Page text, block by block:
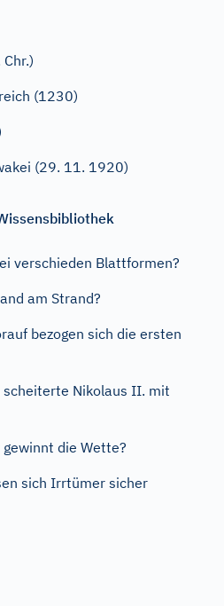
(1230)
(29. 11. 1920)
verschieden Blattformen?
am Strand?
bezogen sich die ersten
Nikolaus II. mit
die Wette?
sich Irrtümer sicher